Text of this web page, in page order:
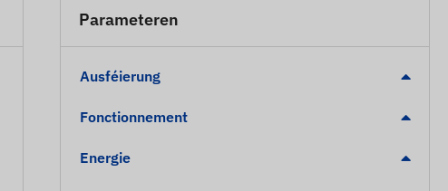
Parameteren
Ausféierung
Fonctionnement
Energie